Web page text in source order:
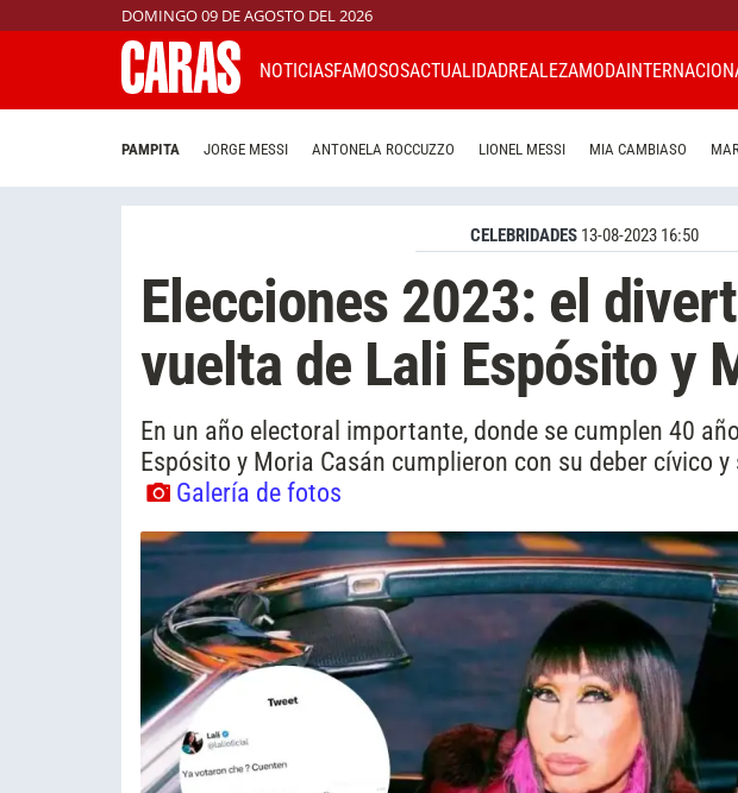
DOMINGO 09 DE AGOSTO DEL 2026
NOTICIASFAMOSOSACTUALIDADREALEZAMODA
PAMPITA JORGE MESSI ANTONELA ROCCUZZO LIONEL MESSI MIA CAMBIASO
CELEBRIDADES 13-08-2023 16:50
Elecciones 2023: el
vuelta de Lali Espósito y
En un año electoral importante, donde se cumplen 40
Espósito y Moria Casán cumplieron con su deber cívico y
Galería de fotos